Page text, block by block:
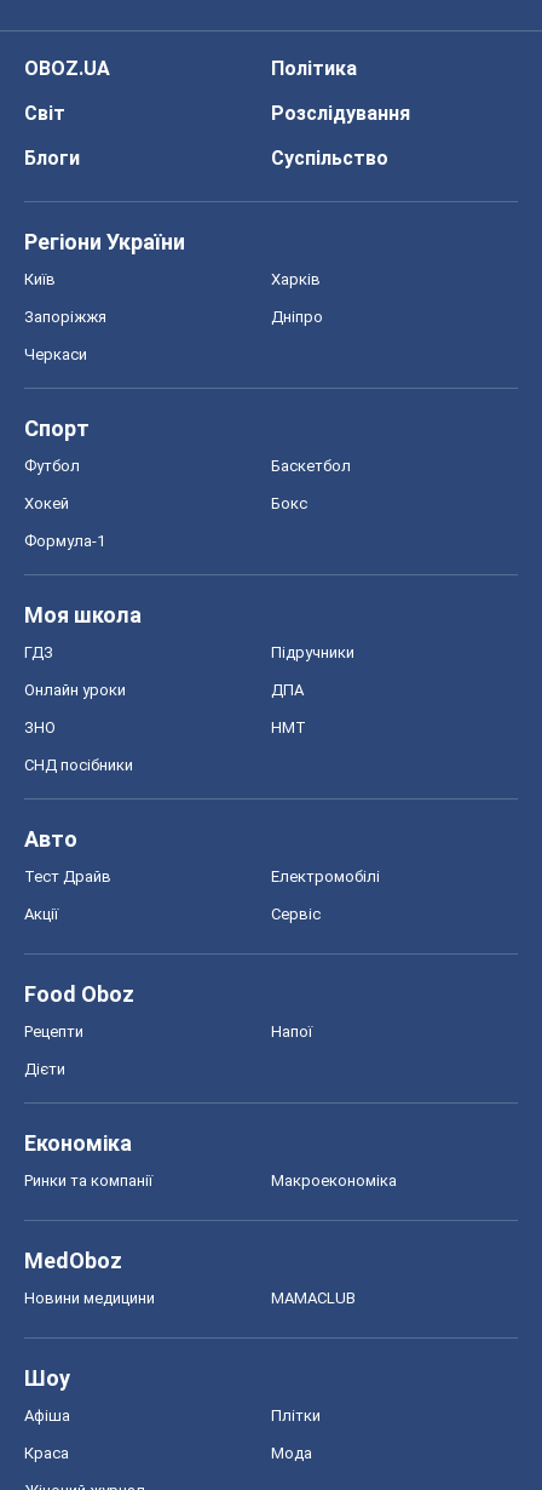
OBOZ.UA
Політика
Світ
Розслідування
Блоги
Суспільство
Регіони України
Київ Харків
Запоріжжя Дніпро
Черкаси
Спорт
Футбол Баскетбол
Хокей Бокс
Формула-1
Моя школа
ГДЗ Підручники
Онлайн уроки ДПА
ЗНО НМТ
СНД посібники
Авто
Тест Драйв Електромобілі
Акції Сервіс
Food Oboz
Рецепти Напої
Дієти
Економіка
Ринки та компанії Макроекономіка
MedOboz
Новини медицини MAMACLUB
Шоу
Афіша Плітки
Краса Мода